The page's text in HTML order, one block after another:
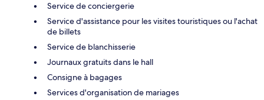
Service de conciergerie
Service d'assistance pour les visites touristiques ou l'achat
de billets
Service de blanchisserie
Journaux gratuits dans le hall
Consigne à bagages
Services d'organisation de mariages